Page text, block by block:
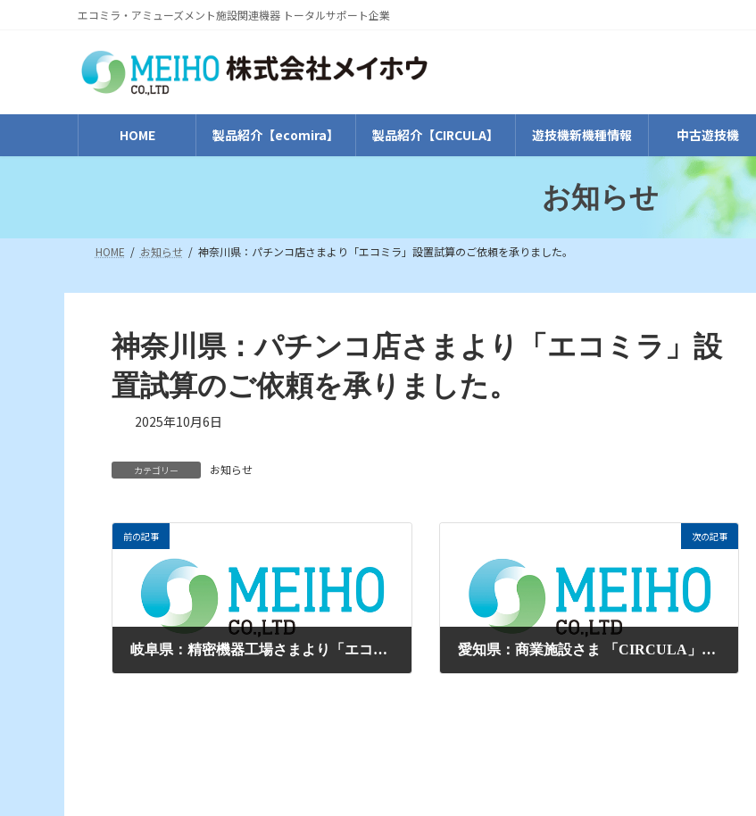
へ
キ
ョ
に
エコミラ・アミューズメント施設関連機器 トータルサポート企業
HOME 製品紹介【ecomira】 製品紹介【CIRCULA】 遊技機新機種情報 中古遊技機
お知らせ
HOME お知らせ 神奈川県：パチンコ店さまより「エコミラ」設置試算のご依頼を承りました。
神奈川県：パチンコ店さまより「エコミラ」設
置試算のご依頼を承りました。
2025年10月6日
カテゴリー お知らせ
前の記事
岐阜県：精密機器工場さまより「エコミラ」設置試算のご依頼を承りました。
次の記事
愛知県：商業施設さま 「CIRCULA」２台のご注文を承りました。